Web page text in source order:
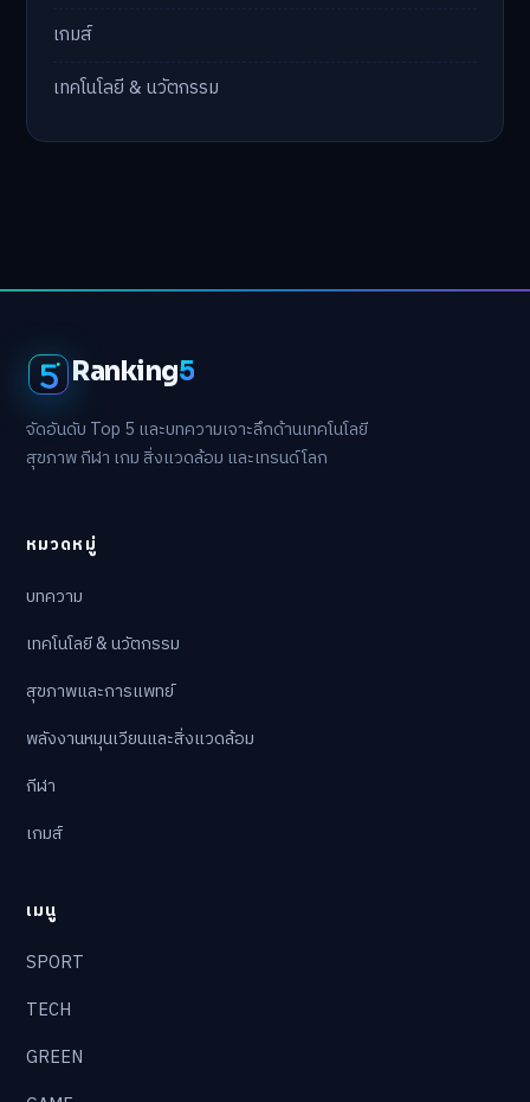
เกมส์
เทคโนโลยี & นวัตกรรม
Ranking5
จัดอันดับ Top 5 และบทความเจาะลึกด้านเทคโนโลยี
สุขภาพ กีฬา เกม สิ่งแวดล้อม และเทรนด์โลก
หมวดหมู่
บทความ
เทคโนโลยี & นวัตกรรม
สุขภาพและการแพทย์
พลังงานหมุนเวียนและสิ่งแวดล้อม
กีฬา
เกมส์
เมนู
SPORT
TECH
GREEN